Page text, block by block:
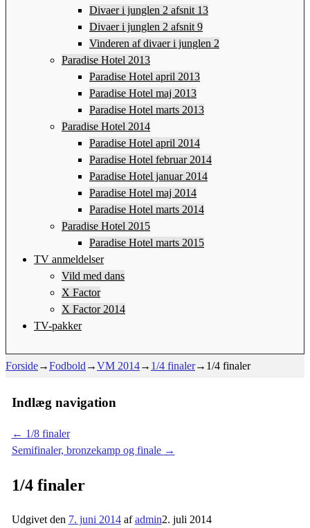
Divaer i junglen 2 afsnit 13
Divaer i junglen 2 afsnit 9
Vinderen af divaer i junglen 2
Paradise Hotel 2013
Paradise Hotel april 2013
Paradise Hotel maj 2013
Paradise Hotel marts 2013
Paradise Hotel 2014
Paradise Hotel april 2014
Paradise Hotel februar 2014
Paradise Hotel januar 2014
Paradise Hotel maj 2014
Paradise Hotel marts 2014
Paradise Hotel 2015
Paradise Hotel marts 2015
TV anmeldelser
Vild med dans
X Factor
X Factor 2014
TV-pakker
Forside→Fodbold →VM 2014→ 1/4 finaler→ 1/4 finaler
Indlæg navigation
← 1/8 finaler
Semifinaler, bronzekamp og finale →
1/4 finaler
Udgivet den 7. juni 2014 afadmin2. juli 2014